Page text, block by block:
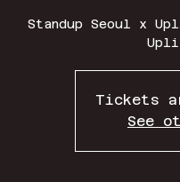
Standup Seoul x
Tickets
See